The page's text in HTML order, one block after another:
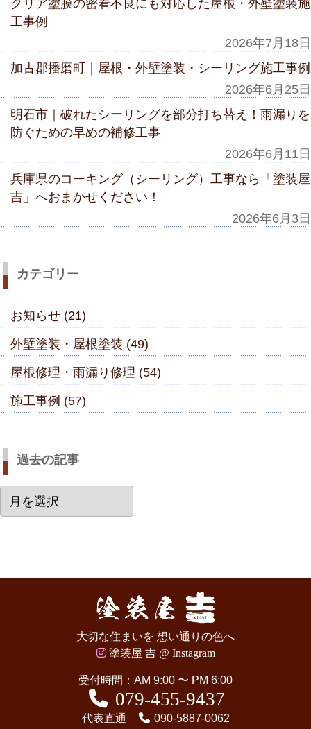
クリア塗膜の密着不良にも対応した屋根・外壁塗装施
工事例
2026年7月18日
加古郡播磨町｜屋根・外壁塗装・シーリング施工事例
2026年6月25日
明石市｜破れたシーリングを部分打ち替え！雨漏りを
防ぐための早めの補修工事
2026年6月11日
兵庫県のコーキング（シーリング）工事なら「塗装屋
吉」へおまかせください！
2026年6月3日
カテゴリー
お知らせ (21)
外壁塗装・屋根塗装 (49)
屋根修理・雨漏り修理 (54)
施工事例 (57)
過去の記事
去
大切な住まいを 想い通りの色へ
塗装屋 吉 @ Instagram
受付時間：AM 9:00 〜 PM 6:00
079-455-9437
代表直通 090-5887-0062